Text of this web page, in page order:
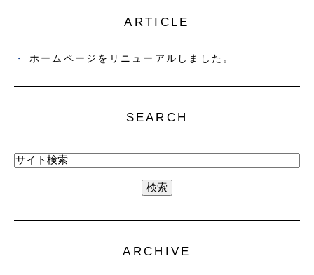
ARTICLE
ホームページをリニューアルしました。
SEARCH
ARCHIVE